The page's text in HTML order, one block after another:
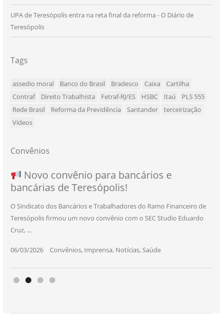
UPA de Teresópolis entra na reta final da reforma - O Diário de
Teresópolis
Tags
assedio moral Banco do Brasil Bradesco Caixa
Cartilha
Contraf
Direito Trabalhista Fetraf-RJ/ES HSBC Itaú
PLS 555
Rede Brasil
Reforma da Previdência Santander
terceirização
Vídeos
Convênios
SEU NOVO BENEFÍCIO CHEGOU
Novo convênio para bancários e
bancárias de Teresópolis!
O Sindicato dos Bancários e Trabalhadores do Ramo Financeiro de
Teresópolis firmou um novo convênio com o SEC Studio Eduardo
Cruz, …
06/03/2026| Convênios, Imprensa, Notícias,Saúde
NOVO CONVÊNIO PARA VOCÊ, BANCÁRIO
E BANCÁRIA!
25/11/2025| Convênios, Imprensa, Notícias,Saúde
Convênio com a Rede de Ensino Técnico e
Centro de Qualificação Técnica